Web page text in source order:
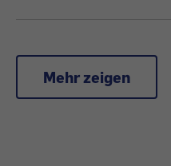
Mehr zeigen